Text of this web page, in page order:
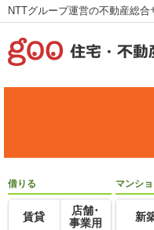
NTTグループ運営の不動産総
借りる
賃貸
店舗･
事業用
マンシ
新